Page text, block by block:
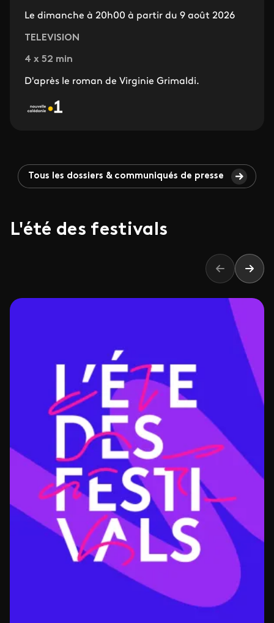
Le dimanche à 20h00 à partir du 9 août 2026
TELEVISION
4 x 52 min
D'après le roman de Virginie Grimaldi.
Tous les dossiers & communiqués de presse
L'été des festivals